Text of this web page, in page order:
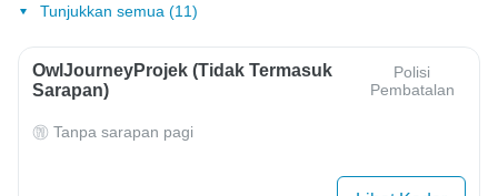
Tunjukkan semua (11)
OwlJourneyProjek (Tidak Termasuk
Sarapan)
Polisi
Pembatalan
Tanpa sarapan pagi